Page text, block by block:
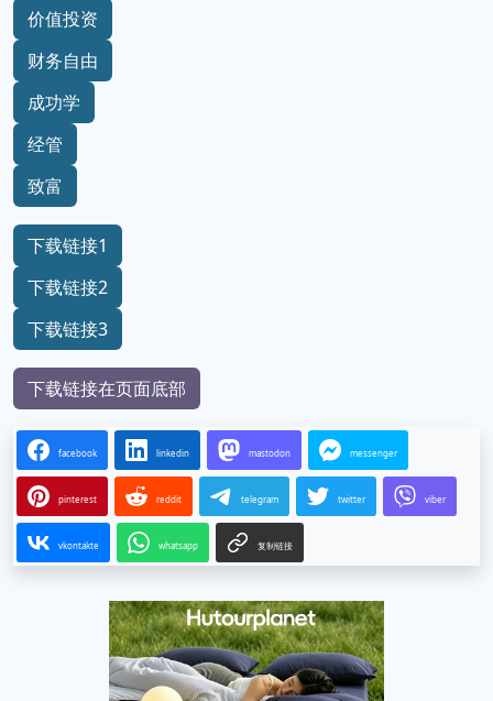
价值投资
财务自由
成功学
经管
致富
下载链接1
下载链接2
下载链接3
下载链接在页面底部
facebook linkedin mastodon messenger
pinterest reddit telegram twitter viber
vkontakte whatsapp 复制链接